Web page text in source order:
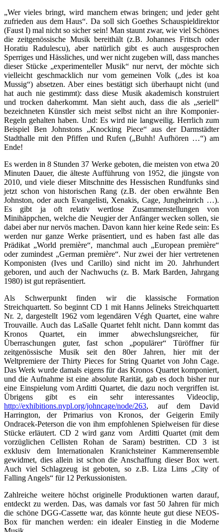
„Wer vieles bringt, wird manchem etwas bringen; und jeder geht
zufrieden aus dem Haus“. Da soll sich Goethes Schauspieldirektor
(Faust I) mal nicht so sicher sein! Man staunt zwar, wie viel Schönes
die zeitgenössische Musik bereithält (z.B. Johannes Fritsch oder
Horatiu Radulescu), aber natürlich gibt es auch ausgesprochen
Sperriges und Hässliches, und wer nicht zugeben will, dass manches
dieser Stücke „experimenteller Musik“ nur nervt, der möchte sich
vielleicht geschmacklich nur vom gemeinen Volk („des ist koa
Mussig“) absetzen. Aber eines bestätigt sich überhaupt nicht (und
hat auch nie gestimmt): dass diese Musik akademisch konstruiert
und trocken daherkommt. Man sieht auch, dass die als „seriell“
bezeichneten Künstler sich meist selbst nicht an ihre Komponier-
Regeln gehalten haben. Und: Es wird nie langweilig. Herrlich zum
Beispiel Ben Johnstons „Knocking Piece“ aus der Darmstädter
Stadthalle mit den Pfiffen und Rufen („Buhh! Aufhören …“) am
Ende!
Es werden in 8 Stunden 37 Werke geboten, die meisten von etwa 20
Minuten Dauer, die älteste Aufführung von 1952, die jüngste von
2010, und viele dieser Mitschnitte des Hessischen Rundfunks sind
jetzt schon von historischen Rang (z.B. der oben erwähnte Ben
Johnston, oder auch Evangelisti, Xenakis, Cage, Jungheinrich …).
Es gibt ja oft relativ wertlose Zusammenstellungen von
Minihäppchen, welche die Neugier der Anfänger wecken sollen, sie
dabei aber nur nervös machen. Davon kann hier keine Rede sein: Es
werden nur ganze Werke präsentiert, und es haben fast alle das
Prädikat „World première“, manchmal auch „European première“
oder zumindest „German première“. Nur zwei der hier vertretenen
Komponisten (Ives und Carillo) sind nicht im 20. Jahrhundert
geboren, und auch der Nachwuchs (z. B. Mark Barden, Jahrgang
1980) ist gut repräsentiert.
Als Schwerpunkt finden wir die klassische Formation
Streichquartett. So beginnt CD 1 mit Hanns Jelineks Streichquartett
Nr. 2, dargestellt 1962 vom legendären Végh Quartet, eine wahre
Trouvaille. Auch das LaSalle Quartet fehlt nicht. Dann kommt das
Kronos Quartet, ein immer abwechslungsreicher, für
Überraschungen guter, fast schon „populärer“ Türöffner für
zeitgenössische Musik seit den 80er Jahren, hier mit der
Weltpremiere der Thirty Pieces for String Quartet von John Cage.
Das Werk wurde damals eigens für das Kronos Quartet komponiert,
und die Aufnahme ist eine absolute Rarität, gab es doch bisher nur
eine Einspielung vom Arditti Quartet, die dazu noch vergriffen ist.
Übrigens gibt es ein sehr interessantes Videoclip,
http://exhibitions.nypl.org/johncage/node/263, auf dem David
Harrington, der Primarius von Kronos, der Geigerin Emily
Ondracek-Peterson die von ihm empfohlenen Spielweisen für diese
Stücke erläutert. CD 2 wird ganz vom Arditti Quartet (mit dem
vorzüglichen Cellisten Rohan de Saram) bestritten. CD 3 ist
exklusiv dem Internationalen Kranichsteiner Kammerensemble
gewidmet, dies allein ist schon die Anschaffung dieser Box wert.
Auch viel Schlagzeug ist geboten, so z.B. Liza Lims „City of
Falling Angels“ für 12 Perkussionisten.
Zahlreiche weitere höchst originelle Produktionen warten darauf,
entdeckt zu werden. Das, was damals vor fast 50 Jahren für mich
die schöne DGG-Cassette war, das könnte heute gut diese NEOS-
Box für manchen werden: ein idealer Einstieg in die Moderne